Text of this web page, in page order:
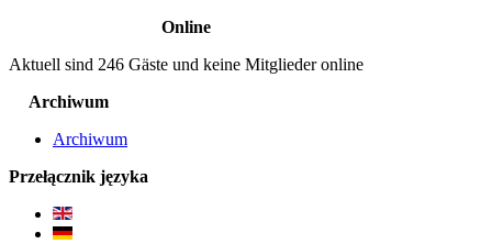
Online
Aktuell sind 246 Gäste und keine Mitglieder online
Archiwum
Archiwum
Przełącznik języka